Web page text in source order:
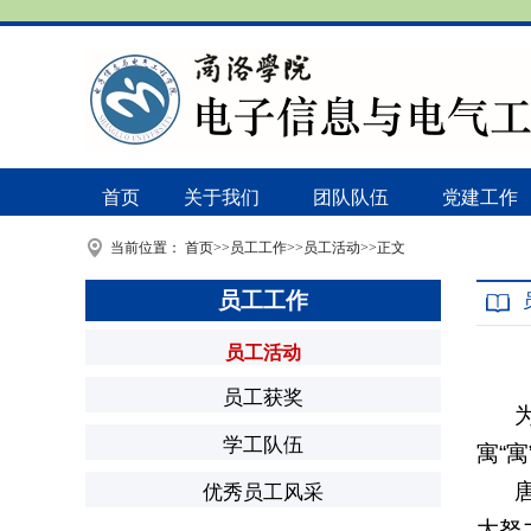
首页 关于我们 团队队伍 党建工作
当前位置： 首页>> 员工工作>> 员工活动>>正文
员工工作
员工活动
员工获奖
学工队伍
优秀员工风采
寓“